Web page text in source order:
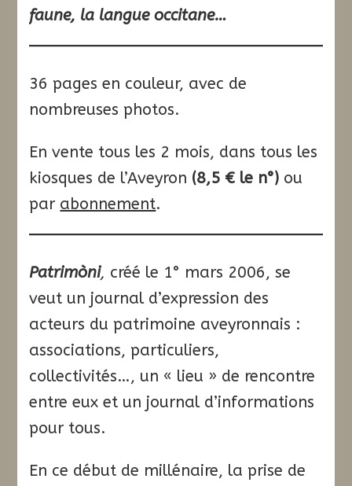
faune, la langue occitane…
36 pages en couleur, avec de
nombreuses photos.
En vente tous les 2 mois, dans tous les
kiosques de l’Aveyron (8,5 € le n°) ou
par abonnement.
Patrimòni, créé le 1° mars 2006, se
veut un journal d’expression des
acteurs du patrimoine aveyronnais :
associations, particuliers,
collectivités…, un « lieu » de rencontre
entre eux et un journal d’informations
pour tous.
En ce début de millénaire, la prise de